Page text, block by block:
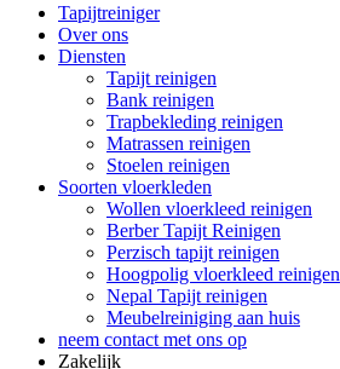
Tapijtreiniger
Over ons
Diensten
Tapijt reinigen
Bank reinigen
Trapbekleding reinigen
Matrassen reinigen
Stoelen reinigen
Soorten vloerkleden
Wollen vloerkleed reinigen
Berber Tapijt Reinigen
Perzisch tapijt reinigen
Hoogpolig vloerkleed reinigen
Nepal Tapijt reinigen
Meubelreiniging aan huis
neem contact met ons op
Zakelijk